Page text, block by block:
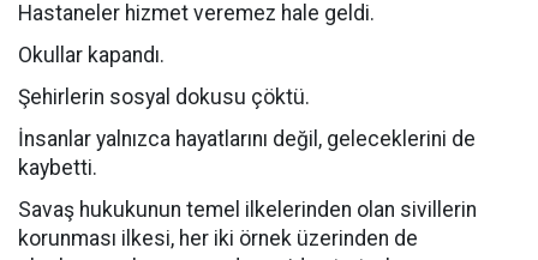
Hastaneler hizmet veremez hale geldi.
Okullar kapandı.
Şehirlerin sosyal dokusu çöktü.
İnsanlar yalnızca hayatlarını değil, geleceklerini de
kaybetti.
Savaş hukukunun temel ilkelerinden olan sivillerin
korunması ilkesi, her iki örnek üzerinden de